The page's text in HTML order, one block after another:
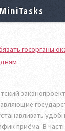
госорганы
приёма. В
MiniTasks